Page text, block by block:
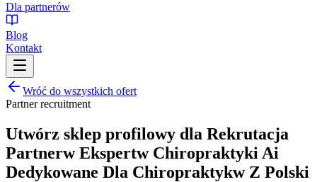
Dla partnerów
Blog
Kontakt
Wróć do wszystkich ofert
Partner recruitment
Utwórz sklep profilowy dla Rekrutacja
Partnerw Ekspertw Chiropraktyki Ai
Dedykowane Dla Chiropraktykw Z Polski